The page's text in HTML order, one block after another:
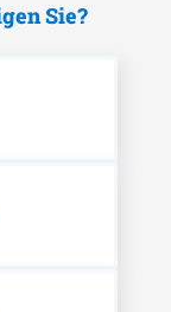
Sie?